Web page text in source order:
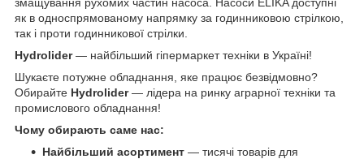
як в односпрямованому напрямку за годинниковою стрілкою,
так і проти годинникової стрілки.
Hydrolider— найбільший гіпермаркет техніки в Україні!
Шукаєте потужне обладнання, яке працює безвідмовно?
Обирайте Hydrolider— лідера на ринку аграрної техніки та
промислового обладнання!
Чому обирають саме нас:
Найбільший асортимент — тисячі товарів для